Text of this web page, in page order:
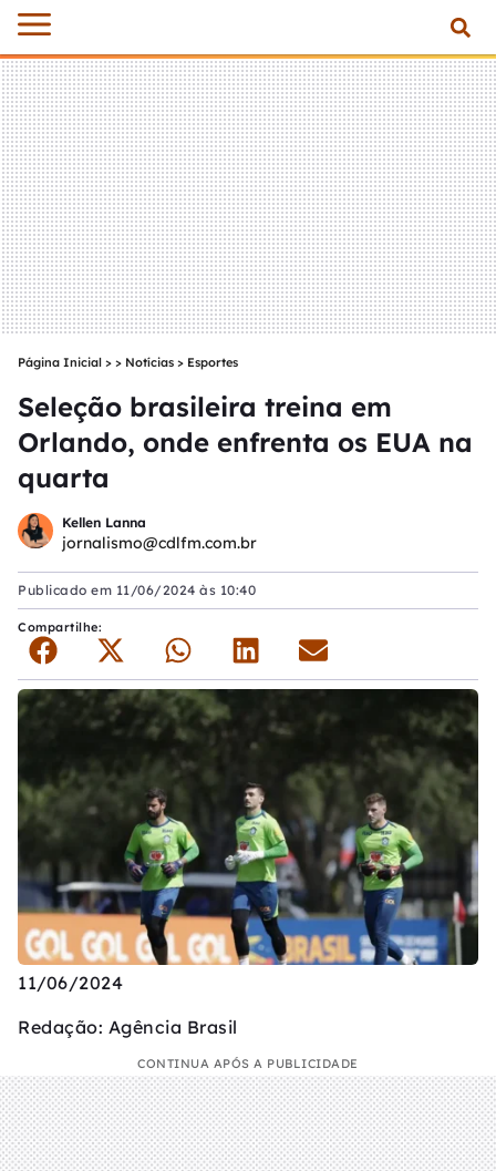
Página Inicial > Notícias > Esportes
Seleção brasileira treina em
Orlando, onde enfrenta os EUA na
quarta
Kellen Lanna
jornalismo@cdlfm.com.br
Publicado em 11/06/2024 às 10:40
Compartilhe:
11/06/2024
Redação: Agência Brasil
CONTINUA APÓS A PUBLICIDADE